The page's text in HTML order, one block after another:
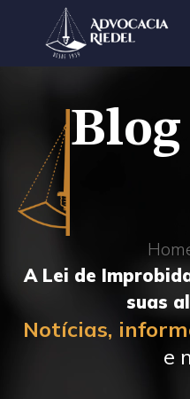
Blog
A Lei de
suas
Notícias,
e